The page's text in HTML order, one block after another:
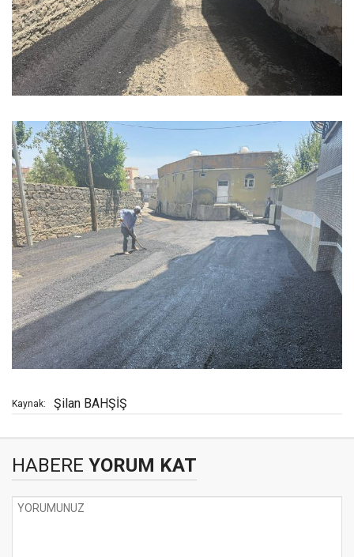
Kaynak: Şilan BAHŞİŞ
HABERE YORUM KAT